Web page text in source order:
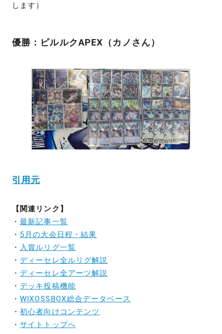
します）
優勝：ピルルクAPEX（カノさん）
引用元
【関連リンク】
・最新記事一覧
・ 5月の大会日程・結果
・ 入賞ルリグ一覧
・ ディーセレ全ルリグ解説
・ ディーセレ全アーツ解説
・ デッキ投稿機能
・WIXOSSBOX総合データベース
・初心者向けコンテンツ
・サイトトップへ